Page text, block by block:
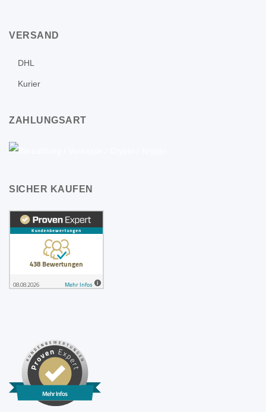
VERSAND
DHL
Kurier
ZAHLUNGSART
SICHER KAUFEN
Mehr Infos